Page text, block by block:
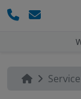
Service